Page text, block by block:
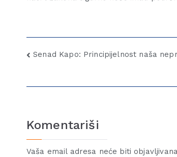
Senad Kapo: Principijelnost naša
Komentariši
Vaša email adresa neće biti